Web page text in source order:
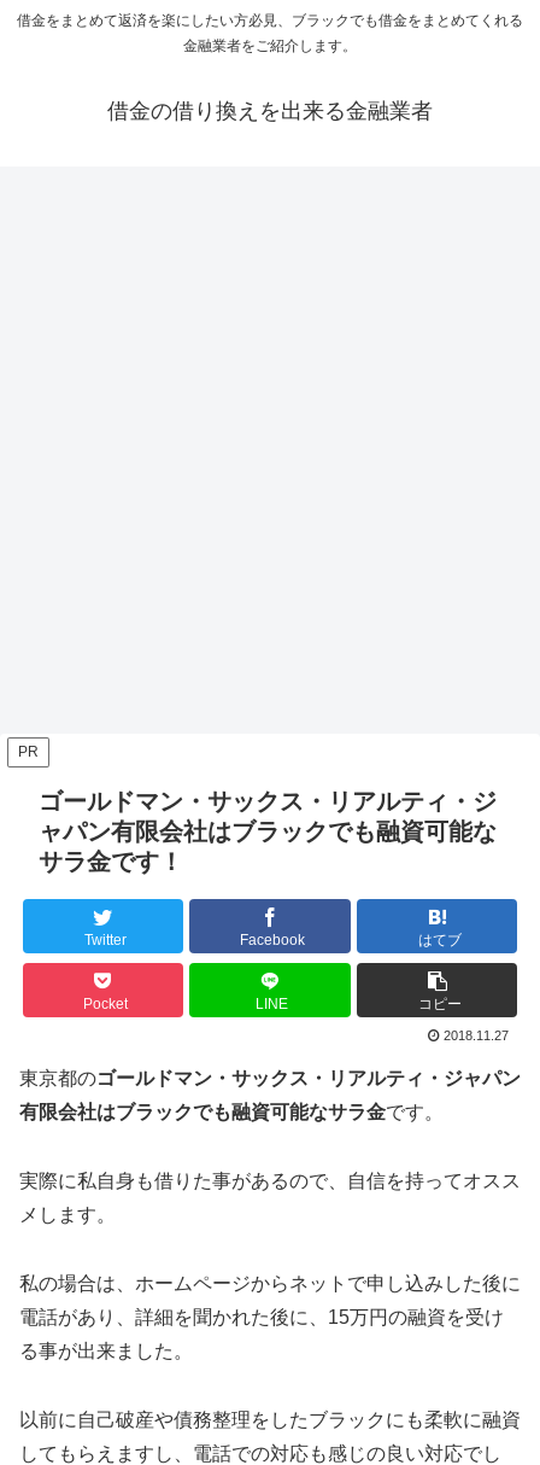
借金をまとめて返済を楽にしたい方必見、ブラックでも借金をまとめてくれる
金融業者をご紹介します。
借金の借り換えを出来る金融業者
PR
ゴールドマン・サックス・リアルティ・ジ
ャパン有限会社はブラックでも融資可能な
サラ金です！
Twitter Facebook はてブ
Pocket LINE コピー
2018.11.27
東京都のゴールドマン・サックス・リアルティ・ジャパン
有限会社はブラックでも融資可能なサラ金です。
実際に私自身も借りた事があるので、自信を持ってオスス
メします。
私の場合は、ホームページからネットで申し込みした後に
電話があり、詳細を聞かれた後に、15万円の融資を受け
る事が出来ました。
以前に自己破産や債務整理をしたブラックにも柔軟に融資
してもらえますし、電話での対応も感じの良い対応でし